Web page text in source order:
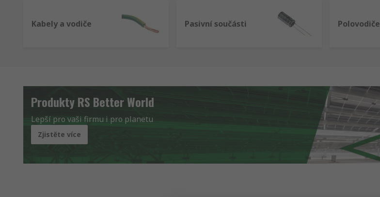
Kabely a vodiče Pasivní součásti Polovodiče
Produkty RS Better World
Lepší pro vaši firmu i pro planetu
Zjistěte více